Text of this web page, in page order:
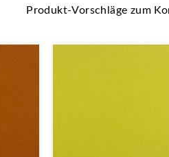
Produkt-Vorschläge zum